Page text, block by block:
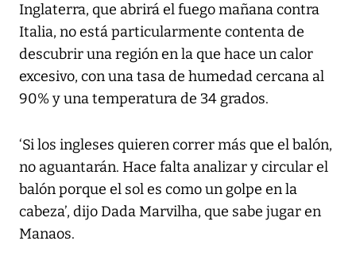
Inglaterra, que abrirá el fuego mañana contra
Italia, no está particularmente contenta de
descubrir una región en la que hace un calor
excesivo, con una tasa de humedad cercana al
90% y una temperatura de 34 grados.
‘Si los ingleses quieren correr más que el balón,
no aguantarán. Hace falta analizar y circular el
balón porque el sol es como un golpe en la
cabeza’, dijo Dada Marvilha, que sabe jugar en
Manaos.